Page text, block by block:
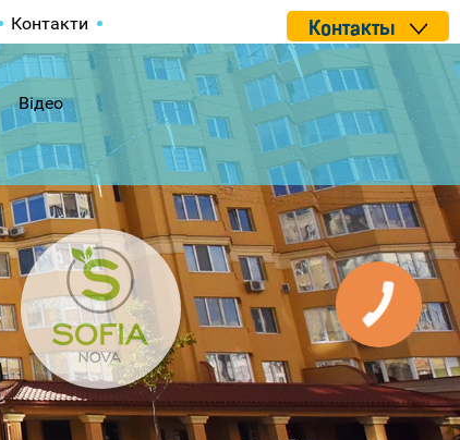
Контакти Контакты
Відео